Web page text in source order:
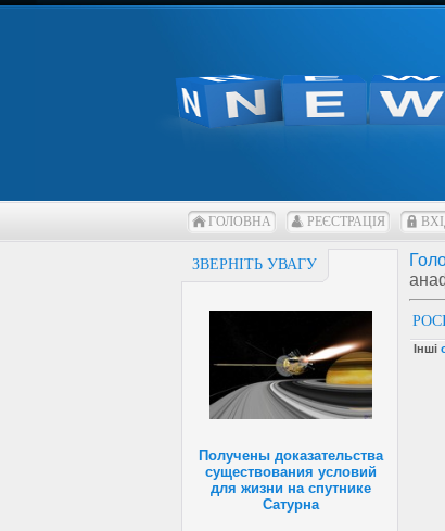
ГОЛОВНА РЕЄСТРАЦІЯ
ЗВЕРНІТЬ УВАГУ
Получены доказательства
существования условий
для жизни на спутнике
Сатурна
Інші